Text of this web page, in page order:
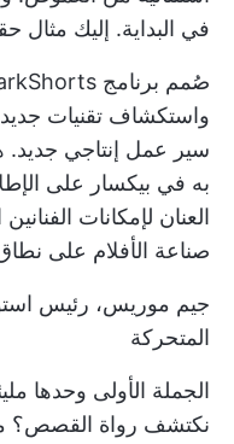
في البداية. إليك مثال
واستكشاف تقنيات
سير عمل إنتاجي جديد.
به في بيكسار على
العنان لإمكانات
صناعة الأفلام على
جيم موريس، رئيس
المتحركة
الجملة الأولى وحدها
نكتشف رواة القصص؟